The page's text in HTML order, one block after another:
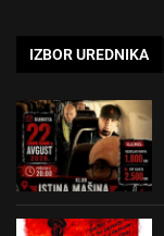
IZBOR UREDNIKA